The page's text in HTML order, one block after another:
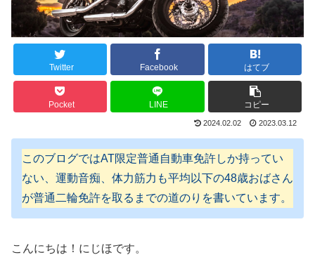
Twitter Facebook はてブ
Pocket LINE コピー
2024.02.02 2023.03.12
このブログではAT限定普通自動車免許しか持ってい
ない、運動音痴、体力筋力も平均以下の48歳おばさん
が普通二輪免許を取るまでの道のりを書いています。
こんにちは！にじほです。